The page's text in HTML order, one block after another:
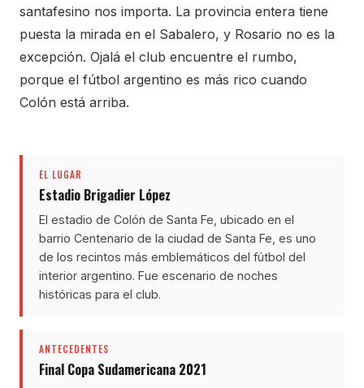
santafesino nos importa. La provincia entera tiene
puesta la mirada en el Sabalero, y Rosario no es la
excepción. Ojalá el club encuentre el rumbo,
porque el fútbol argentino es más rico cuando
Colón está arriba.
EL LUGAR
Estadio Brigadier López
El estadio de Colón de Santa Fe, ubicado en el
barrio Centenario de la ciudad de Santa Fe, es uno
de los recintos más emblemáticos del fútbol del
interior argentino. Fue escenario de noches
históricas para el club.
ANTECEDENTES
Final Copa Sudamericana 2021